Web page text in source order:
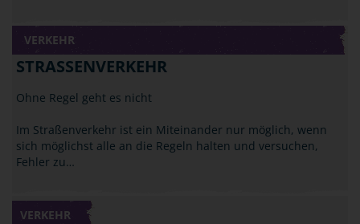
VERKEHR
STRASSENVERKEHR
Ohne Regel geht es nicht
Im Straßenverkehr ist ein Miteinander nur möglich, wenn
sich möglichst alle an die Regeln halten und versuchen,
Fehler zu…
VERKEHR